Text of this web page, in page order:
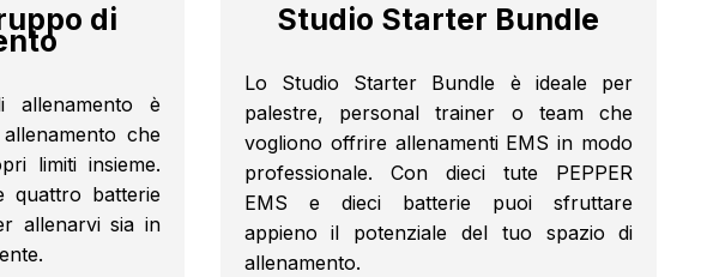
di
allenamento è
che
limiti insieme.
quattro batterie
allenarvi sia in
Studio Starter Bundle
Lo Studio Starter Bundle è ideale per
palestre, personal trainer o team che
vogliono offrire allenamenti EMS in modo
professionale. Con dieci tute PEPPER
EMS e dieci batterie puoi sfruttare
appieno il potenziale del tuo spazio di
allenamento.